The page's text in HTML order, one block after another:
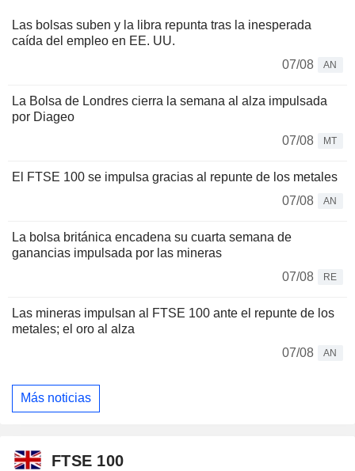
Las bolsas suben y la libra repunta tras la inesperada
caída del empleo en EE. UU.
07/08
AN
La Bolsa de Londres cierra la semana al alza impulsada
por Diageo
07/08
MT
El FTSE 100 se impulsa gracias al repunte de los metales
07/08
AN
La bolsa británica encadena su cuarta semana de
ganancias impulsada por las mineras
07/08
RE
Las mineras impulsan al FTSE 100 ante el repunte de los
metales; el oro al alza
07/08
AN
Más noticias
FTSE 100